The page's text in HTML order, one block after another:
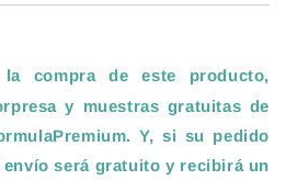
la compra de este producto,
y muestras gratuitas de
Y, si su pedido
será gratuito y recibirá un